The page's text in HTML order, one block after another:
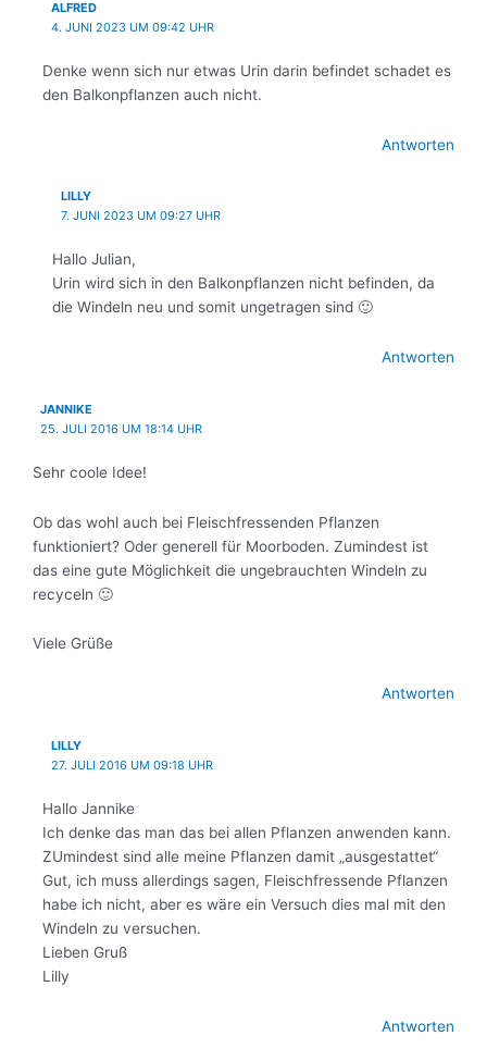
ALFRED
4. JUNI 2023 UM 09:42 UHR
Denke wenn sich nur etwas Urin darin befindet schadet es
den Balkonpflanzen auch nicht.
Antworten
LILLY
7. JUNI 2023 UM 09:27 UHR
Hallo Julian,
Urin wird sich in den Balkonpflanzen nicht befinden, da
die Windeln neu und somit ungetragen sind 🙂
Antworten
JANNIKE
25. JULI 2016 UM 18:14 UHR
Sehr coole Idee!
Ob das wohl auch bei Fleischfressenden Pflanzen
funktioniert? Oder generell für Moorboden. Zumindest ist
das eine gute Möglichkeit die ungebrauchten Windeln zu
recyceln 🙂
Viele Grüße
Antworten
LILLY
27. JULI 2016 UM 09:18 UHR
Hallo Jannike
Ich denke das man das bei allen Pflanzen anwenden kann.
ZUmindest sind alle meine Pflanzen damit „ausgestattet“
Gut, ich muss allerdings sagen, Fleischfressende Pflanzen
habe ich nicht, aber es wäre ein Versuch dies mal mit den
Windeln zu versuchen.
Lieben Gruß
Lilly
Antworten